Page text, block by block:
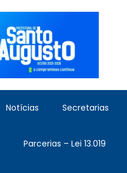
Notícias Secretarias
Parcerias – Lei 13.019